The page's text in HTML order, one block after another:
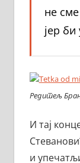
не
јер
Редитељ
И тај
и